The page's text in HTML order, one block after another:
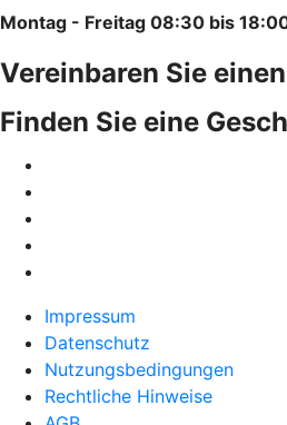
Montag - Freitag 08:30 bis
Vereinbaren Sie
Finden Sie eine
Impressum
Datenschutz
Nutzungsbedingungen
Rechtliche Hinweise